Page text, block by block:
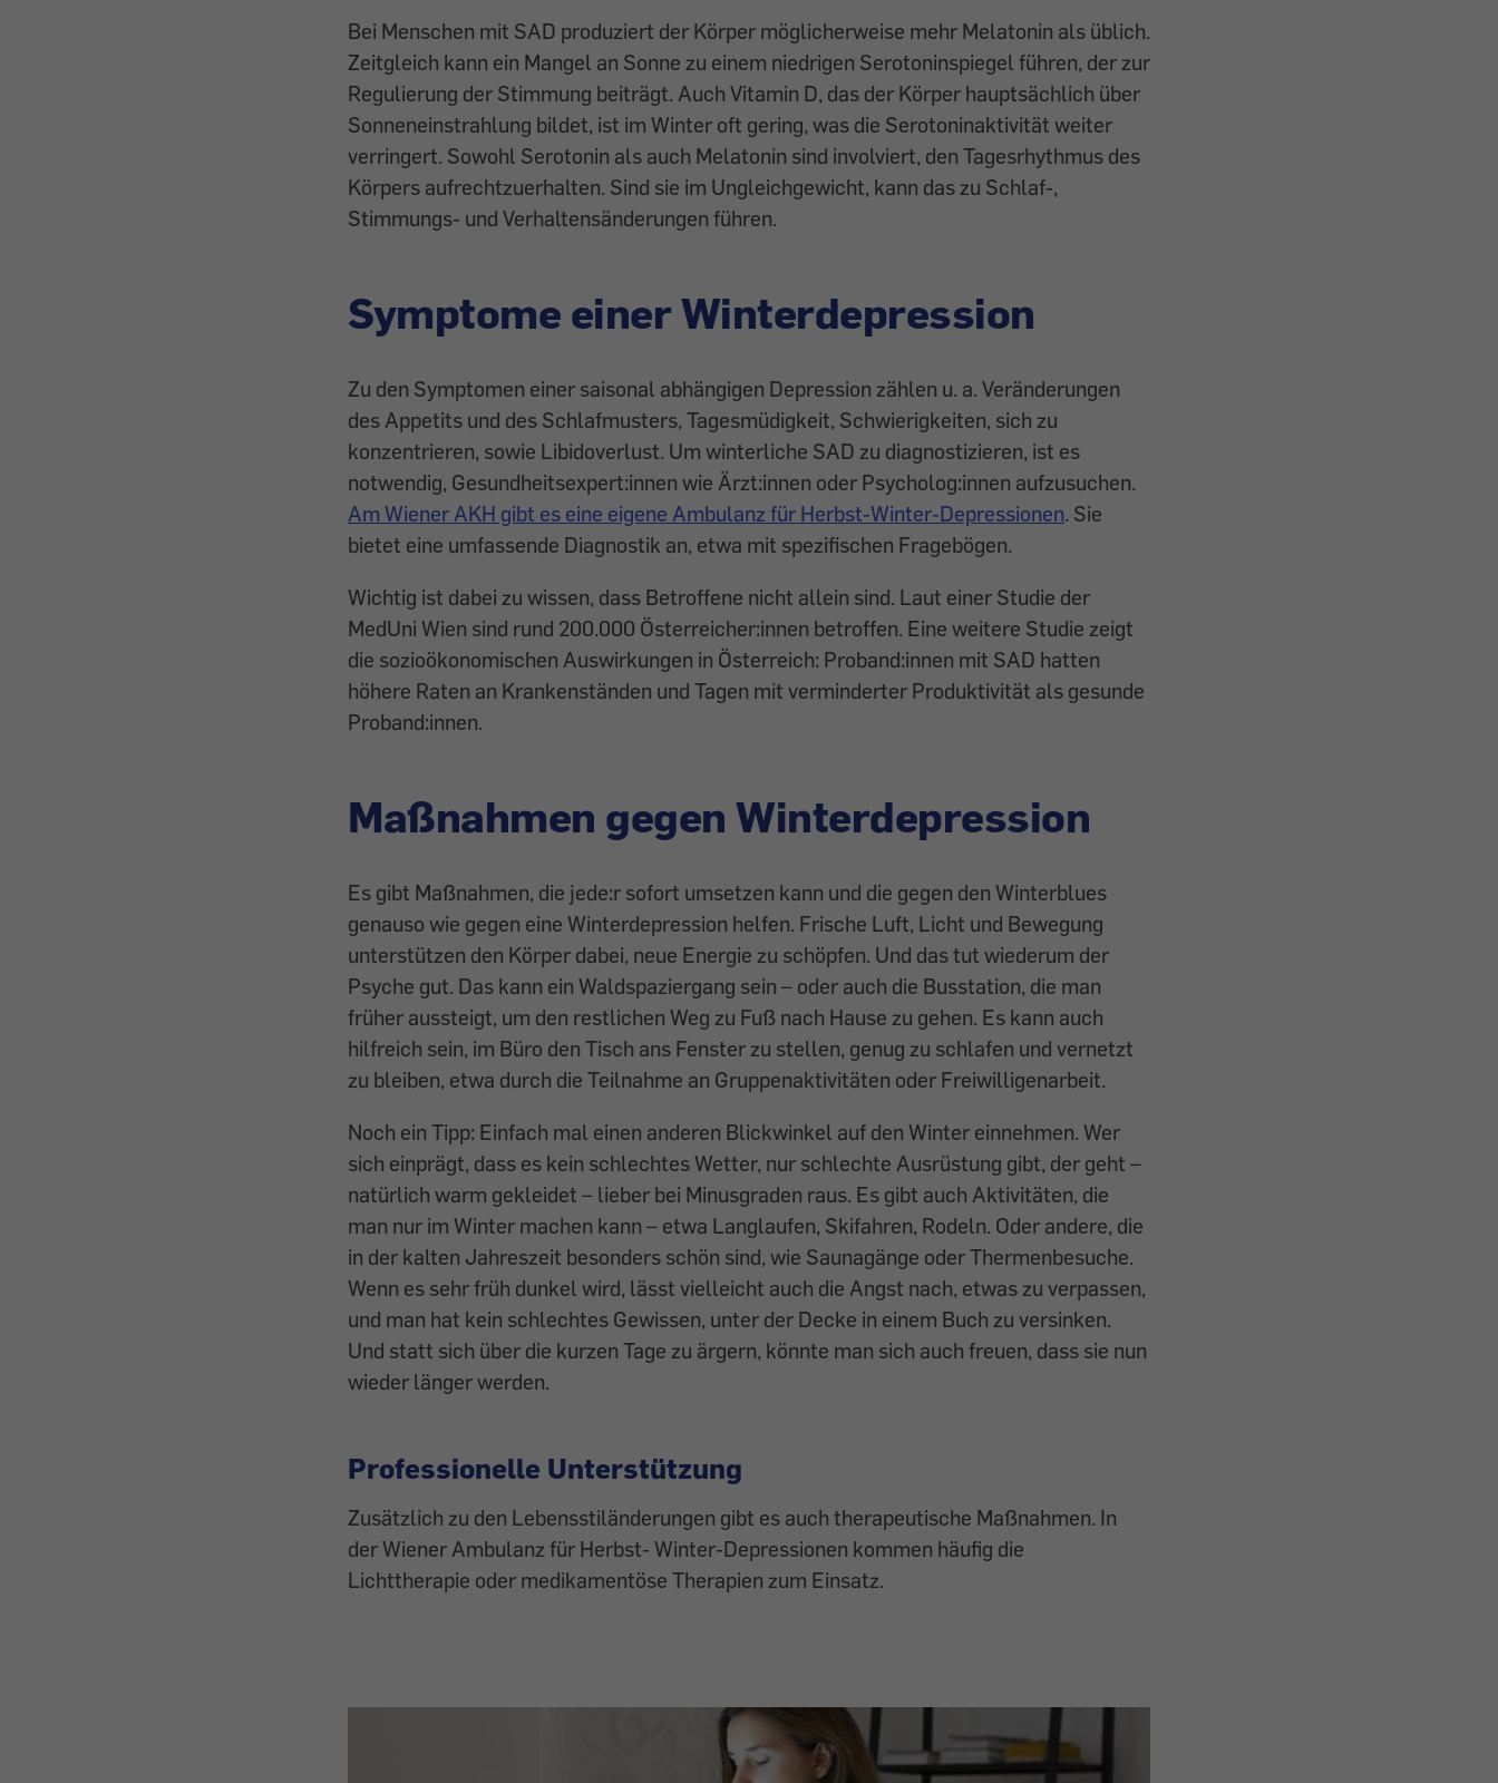
Bei Menschen mit SAD produziert der Körper möglicherweise mehr Melatonin als üblich.
Zeitgleich kann ein Mangel an Sonne zu einem niedrigen Serotoninspiegel führen, der zur
Regulierung der Stimmung beiträgt. Auch Vitamin D, das der Körper hauptsächlich über
Sonnen­einstrahlung bildet, ist im Winter oft ­gering, was die Serotoninaktivität weiter
verringert. Sowohl Serotonin als auch Melatonin sind involviert, den Tages­rhythmus des
Körpers aufrechtzuerhalten. Sind sie im Ungleichgewicht, kann das zu Schlaf-,
Stimmungs- und Verhaltensänderungen führen.
Symptome einer Winterdepression
Zu den Symptomen einer saisonal abhängigen Depression zählen u. a. Veränderungen
des Appetits und des Schlafmusters, Tagesmüdigkeit, Schwierigkeiten, sich zu
konzentrieren, sowie Libidoverlust. Um winterliche SAD zu diagnostizieren, ist es
notwendig, Gesundheitsexpert:innen wie Ärzt:innen oder Psycholog:innen aufzusuchen.
Am Wiener AKH gibt es ­eine eigene Ambulanz für Herbst-Winter-Depressionen. Sie
bietet eine umfassende Diagnostik an, etwa mit spezifischen Fragebögen.
Wichtig ist ­dabei zu wissen, dass Betroffene nicht allein sind. Laut einer Studie der
MedUni Wien sind rund 200.000 Österreicher:innen betroffen. Eine weitere Studie zeigt
die sozioökonomischen Auswirkungen in Österreich: Proband:innen mit SAD hatten
höhere Raten an Krankenständen und Tagen mit verminderter Produktivität als gesunde
Proband:innen.
Maßnahmen gegen Winterdepression
Es gibt Maßnahmen, die jede:r sofort umsetzen kann und die gegen den ­Winterblues
genauso wie gegen eine Winterdepression helfen. Frische Luft, Licht und Bewegung
unterstützen den Körper dabei, neue Energie zu schöpfen. Und das tut wiederum der
Psyche gut. Das kann ein Waldspaziergang sein – oder auch die Busstation, die man
früher aussteigt, um den restlichen Weg zu Fuß nach Hause zu gehen. Es kann auch
hilfreich sein, im Büro den Tisch ans Fenster zu stellen, genug zu schlafen und vernetzt
zu ­bleiben, etwa durch die Teil­nahme an Gruppenaktivitäten oder Freiwilligenarbeit.
Noch ein Tipp: Einfach mal einen anderen Blickwinkel auf den Winter einnehmen. Wer
sich einprägt, dass es kein schlechtes Wetter, nur schlechte Ausrüstung gibt, der geht –
natürlich warm gekleidet – lieber bei Minusgraden raus. Es gibt auch Aktivitäten, die
man nur im Winter machen kann – etwa Langlaufen, Skifahren, ­Rodeln. Oder andere, die
in der kalten Jahreszeit besonders schön sind, wie Saunagänge oder Thermenbesuche.
Wenn es sehr früh dunkel wird, lässt vielleicht auch die Angst nach, etwas zu ­verpassen,
und man hat kein schlechtes Gewissen, unter der Decke in einem Buch zu versinken.
Und statt sich über die kurzen Tage zu ärgern, könnte man sich auch freuen, dass sie nun
wieder länger werden.
Professionelle Unterstützung
Zusätzlich zu den Lebensstiländerungen gibt es auch therapeutische Maßnahmen. In
der Wiener Ambulanz für Herbst- Winter-Depressionen kommen häufig die
Lichttherapie oder medikamentöse Therapien zum Einsatz.